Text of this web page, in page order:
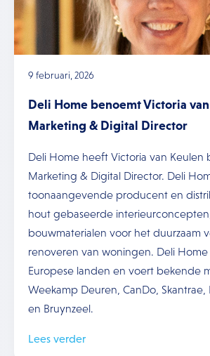
9 februari, 2026
Deli Home benoemt Victoria
Marketing & Digital Director
Deli Home heeft Victoria van Keulen
Marketing & Digital Director. Deli
toonaangevende producent en
hout gebaseerde
bouwmaterialen voor het duurzaam
renoveren van woningen. Deli Home
Europese landen en voert bekende
Weekamp Deuren, CanDo, Skantrae,
en Bruynzeel.
Lees verder